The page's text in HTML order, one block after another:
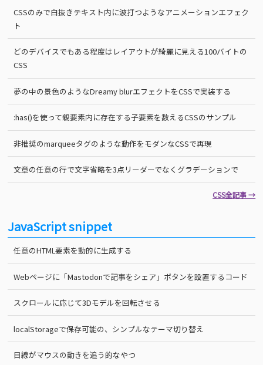
CSSのみで白抜きテキスト内に波打つようなアニメーションエフェク
ト
どのデバイスでもある程度はレイアウトが綺麗に見える100バイトの
CSS
夢の中の景色のようなDreamy blurエフェクトをCSSで実装する
:has()を使って親要素内に存在する子要素を数えるCSSのサンプル
非推奨のmarqueeタグのような動作をモダンなCSSで再現
文章の任意の行で文字省略を3点リーダーでなくグラデーションで
CSS全記事 →
JavaScript snippet
任意のHTML要素を動的に生成する
Webページに「Mastodonで記事をシェア」ボタンを設置するコード
スクロールに応じて3Dモデルを回転させる
localStorageで保存可能の、シンプルなテーマ切り替え
目線がマウスの動きを追う的なやつ